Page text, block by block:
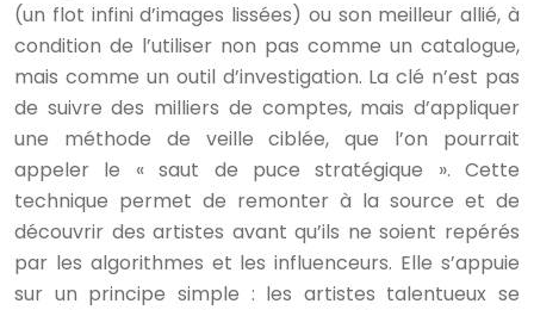
(un flot infini d’images lissées) ou son meilleur allié, à
condition de l’utiliser non pas comme un catalogue,
mais comme un outil d’investigation. La clé n’est pas
de suivre des milliers de comptes, mais d’appliquer
une méthode de veille ciblée, que l’on pourrait
appeler le « saut de puce stratégique ». Cette
technique permet de remonter à la source et de
découvrir des artistes avant qu’ils ne soient repérés
par les algorithmes et les influenceurs. Elle s’appuie
sur un principe simple : les artistes talentueux se